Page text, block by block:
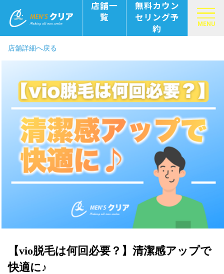
店舗一
覧
無料カウン
セリング予
約
MENU
店舗詳細へ戻る
【vio脱毛は何回必要？】清潔感アップで
快適に♪